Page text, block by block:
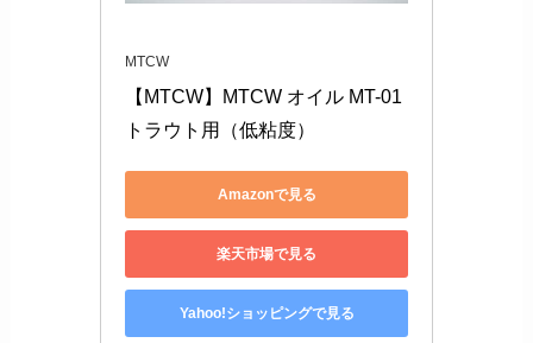
MTCW
【MTCW】MTCW オイル MT-01
トラウト用（低粘度）
Amazonで見る
楽天市場で見る
Yahoo!ショッピングで見る